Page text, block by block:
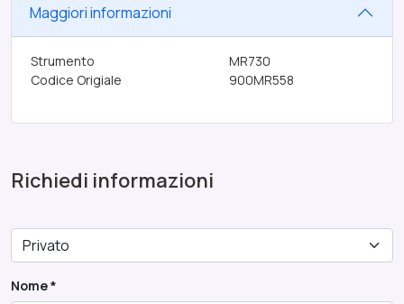
Maggiori informazioni
Strumento
MR730
Codice Origiale
900MR558
Richiedi informazioni
Nome *